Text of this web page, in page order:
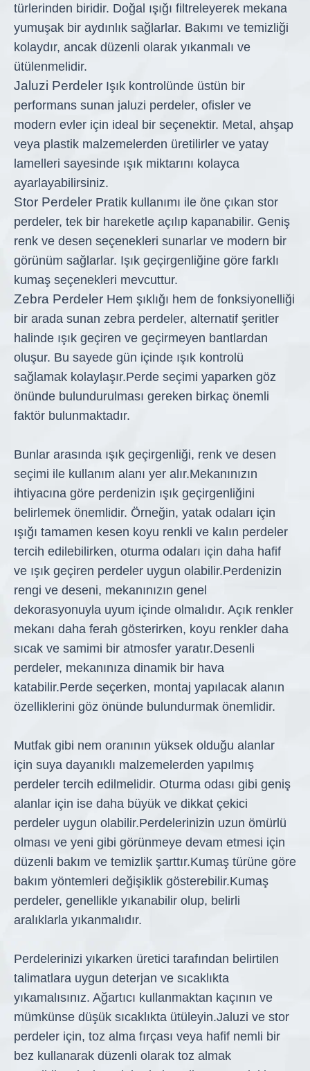
türlerinden biridir. Doğal ışığı filtreleyerek mekana
yumuşak bir aydınlık sağlarlar. Bakımı ve temizliği
kolaydır, ancak düzenli olarak yıkanmalı ve
ütülenmelidir.
Jaluzi Perdeler Işık kontrolünde üstün bir
performans sunan jaluzi perdeler, ofisler ve
modern evler için ideal bir seçenektir. Metal, ahşap
veya plastik malzemelerden üretilirler ve yatay
lamelleri sayesinde ışık miktarını kolayca
ayarlayabilirsiniz.
Stor Perdeler Pratik kullanımı ile öne çıkan stor
perdeler, tek bir hareketle açılıp kapanabilir. Geniş
renk ve desen seçenekleri sunarlar ve modern bir
görünüm sağlarlar. Işık geçirgenliğine göre farklı
kumaş seçenekleri mevcuttur.
Zebra Perdeler Hem şıklığı hem de fonksiyonelliği
bir arada sunan zebra perdeler, alternatif şeritler
halinde ışık geçiren ve geçirmeyen bantlardan
oluşur. Bu sayede gün içinde ışık kontrolü
sağlamak kolaylaşır.Perde seçimi yaparken göz
önünde bulundurulması gereken birkaç önemli
faktör bulunmaktadır.
Bunlar arasında ışık geçirgenliği, renk ve desen
seçimi ile kullanım alanı yer alır.Mekanınızın
ihtiyacına göre perdenizin ışık geçirgenliğini
belirlemek önemlidir. Örneğin, yatak odaları için
ışığı tamamen kesen koyu renkli ve kalın perdeler
tercih edilebilirken, oturma odaları için daha hafif
ve ışık geçiren perdeler uygun olabilir.Perdenizin
rengi ve deseni, mekanınızın genel
dekorasyonuyla uyum içinde olmalıdır. Açık renkler
mekanı daha ferah gösterirken, koyu renkler daha
sıcak ve samimi bir atmosfer yaratır.Desenli
perdeler, mekanınıza dinamik bir hava
katabilir.Perde seçerken, montaj yapılacak alanın
özelliklerini göz önünde bulundurmak önemlidir.
Mutfak gibi nem oranının yüksek olduğu alanlar
için suya dayanıklı malzemelerden yapılmış
perdeler tercih edilmelidir. Oturma odası gibi geniş
alanlar için ise daha büyük ve dikkat çekici
perdeler uygun olabilir.Perdelerinizin uzun ömürlü
olması ve yeni gibi görünmeye devam etmesi için
düzenli bakım ve temizlik şarttır.Kumaş türüne göre
bakım yöntemleri değişiklik gösterebilir.Kumaş
perdeler, genellikle yıkanabilir olup, belirli
aralıklarla yıkanmalıdır.
Perdelerinizi yıkarken üretici tarafından belirtilen
talimatlara uygun deterjan ve sıcaklıkta
yıkamalısınız. Ağartıcı kullanmaktan kaçının ve
mümkünse düşük sıcaklıkta ütüleyin.Jaluzi ve stor
perdeler için, toz alma fırçası veya hafif nemli bir
bez kullanarak düzenli olarak toz almak